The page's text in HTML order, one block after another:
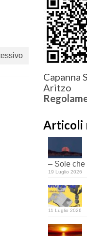
Capanna
Aritzo
Articoli
– Sole che
19 Luglio 2026
11 Luglio 2026